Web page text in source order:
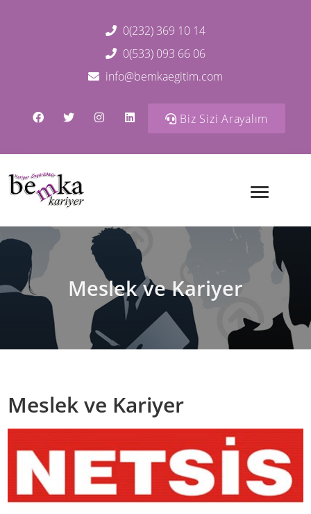
0(232) 369 10 14
0(533) 093 66 06
info@bemkaegitim.com
Biz Sizi Arayalım
Meslek ve Kariyer
Meslek ve Kariyer